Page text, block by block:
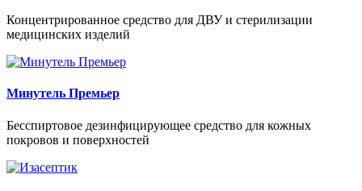
Концентрированное средство для ДВУ и стерилизации
медицинских изделий
Минутель Премьер
Беcспиртовое дезинфицирующее средство для кожных
покровов и поверхностей